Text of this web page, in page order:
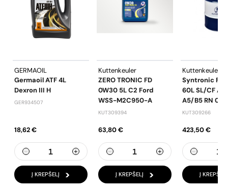
GERMAOIL
Germaoil ATF 4L
Dexron III H
GER934507
18,62 €
Į KREPŠELĮ
Kuttenkeuler
ZERO TRONIC FD
0W30 5L C2 Ford
WSS-M2C950-A
KUT309394
63,80 €
Į KREPŠELĮ
Kuttenkeuler
Syntronic
60L SL/CF A1/
A5/B5 RN
KUT309266
423,50 €
Į KREPŠELĮ